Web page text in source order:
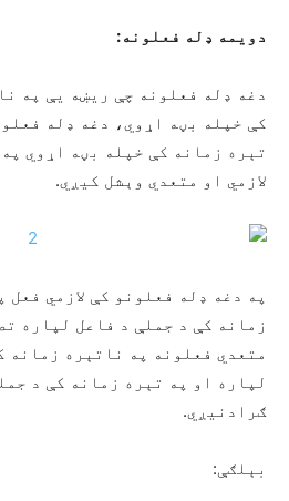
دويمه ډله فعلونه:
دغه ډله فعلونه چې ريښه یې په
کې خپله بڼه اړوي، دغه ډله
تېره زمانه کې خپله بڼه اړوي په
لازمي او متعدي وېشل کیږي.
په دغه ډله فعلونو کې لازمي فعل
زمانه کې د جملې د فاعل لپاره
متعدي فعلونه په ناتېره زمانه
لپاره او په تېره زمانه کې د
ګرادنیږي.
بېلګې: